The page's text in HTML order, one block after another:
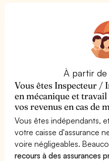
À partir de
Vous êtes Inspecteur /
en mécanique et
vos revenus en cas de
Vous êtes indépendants,
votre caisse d'assurance
voire négligeables.
recours à des assurances